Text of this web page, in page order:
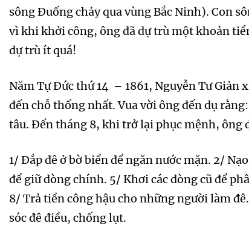
sông Đuống chảy qua vùng Bắc Ninh). Con
vì khi khởi công, ông đã dự trù một khoản
dự trù ít quá!
Năm Tự Đức thứ 14 – 1861, Nguyễn Tư Giản
đến chỗ thống nhất. Vua vời ông đến dụ
tâu. Đến tháng 8, khi trở lại phục mệnh, ông
1/ Đắp đê ở bờ biển để ngăn nước mặn. 2/
để giữ dòng chính. 5/ Khơi các dòng cũ để
8/ Trả tiền công hậu cho những người làm
sóc đê điều, chống lụt.